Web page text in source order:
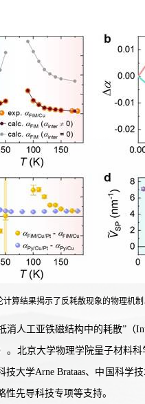
算结果揭示了反耗散现象的物理机
人工亚铁磁结构中的耗散”（
。北京大学物理学院量子材料
大学Arne Brataas、中国科学
先导科技专项等支持。